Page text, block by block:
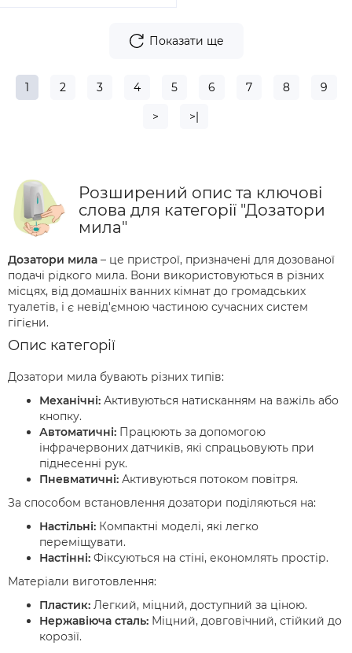
Показати ще
1 2 3 4 5 6 7 8 9
> >|
Розширений опис та ключові
слова для категорії "Дозатори
мила"
Дозатори мила – це пристрої, призначені для дозованої
подачі рідкого мила. Вони використовуються в різних
місцях, від домашніх ванних кімнат до громадських
туалетів, і є невід'ємною частиною сучасних систем
гігієни.
Опис категорії
Дозатори мила бувають різних типів:
Механічні: Активуються натисканням на важіль або
кнопку.
Автоматичні: Працюють за допомогою
інфрачервоних датчиків, які спрацьовують при
піднесенні рук.
Пневматичні: Активуються потоком повітря.
За способом встановлення дозатори поділяються на:
Настільні: Компактні моделі, які легко
переміщувати.
Настінні: Фіксуються на стіні, економлять простір.
Матеріали виготовлення:
Пластик: Легкий, міцний, доступний за ціною.
Нержавіюча сталь: Міцний, довговічний, стійкий до
корозії.